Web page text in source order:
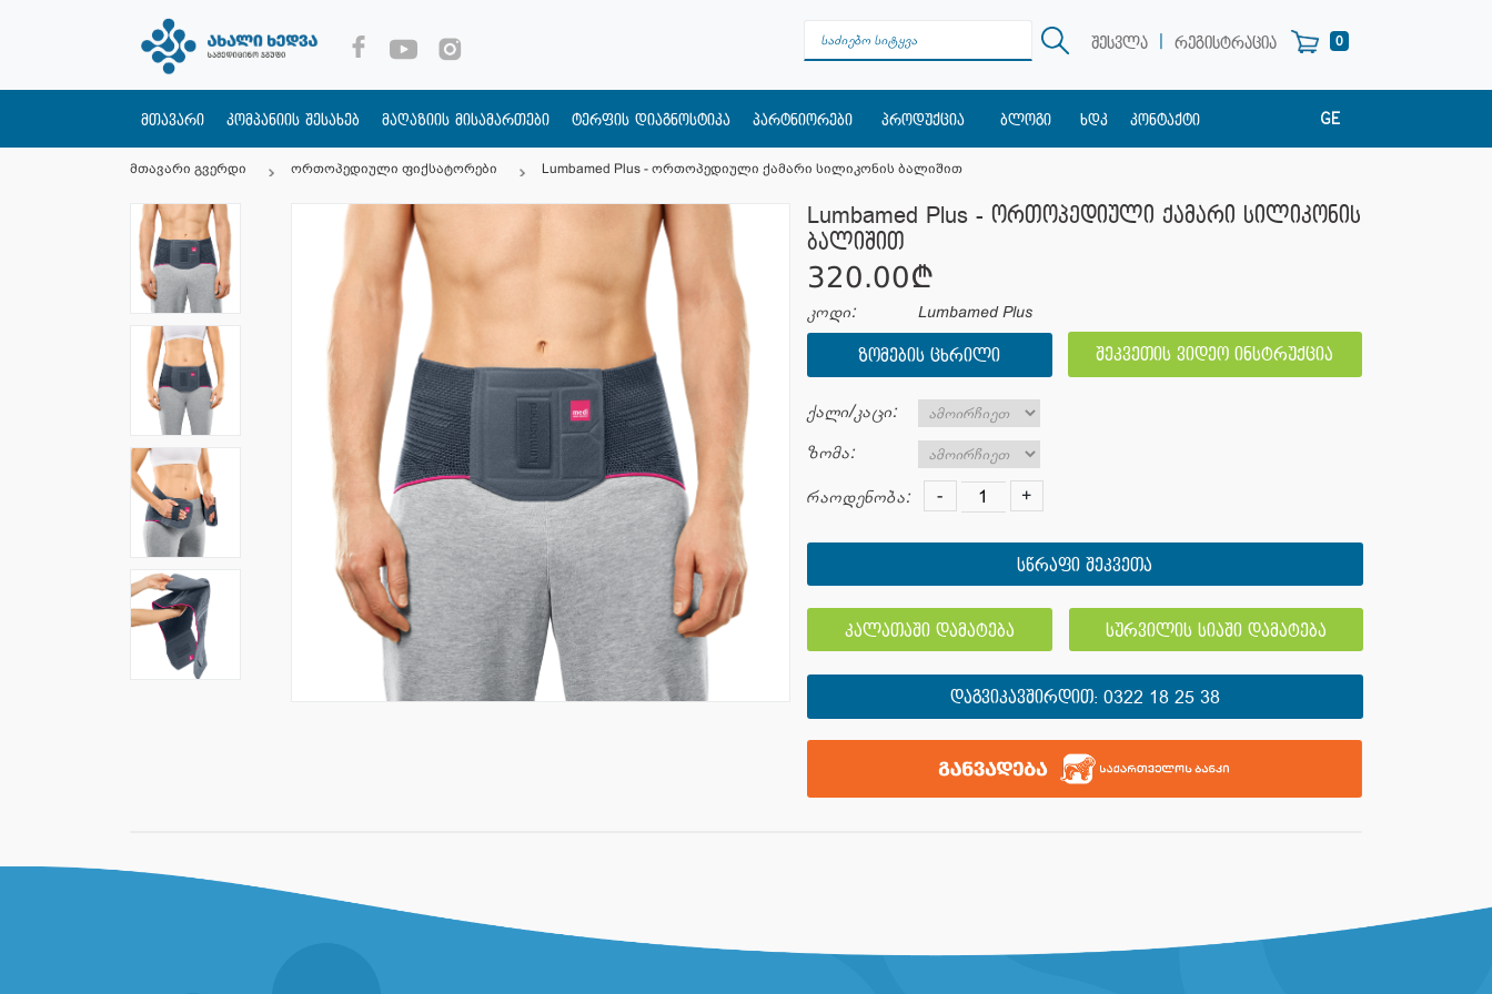
შესვლა | რეგისტრაცია 0
მთავარი კომპანიის შესახებ მაღაზიის მისამართები ტერფის დიაგნოსტიკა პარტნიორები პროდუქცია ბლოგი ხდკ კონტაქტი GE
მთავარი გვერდი ორთოპედიული ფიქსატორები Lumbamed Plus - ორთოპედიული ქამარი სილიკონის ბალიშით
Lumbamed Plus - ორთოპედიული ქამარი სილიკონის
ბალიშით
320.00¢
კოდი: Lumbamed Plus
ᲖᲝᲛᲔᲑᲘᲡ ᲪᲮᲠᲘᲚᲘ შეკვეთის ვიდეო ინსტრუქცია
ქალი/კაცი:
ზომა:
რაოდენობა: - +
სწრაფი შეკვეთა
კალათაში დამატება სურვილის სიაში დამატება
ᲓᲐᲒᲕᲘᲙᲐᲕᲨᲘᲠᲓᲘᲗ: 0322 18 25 38